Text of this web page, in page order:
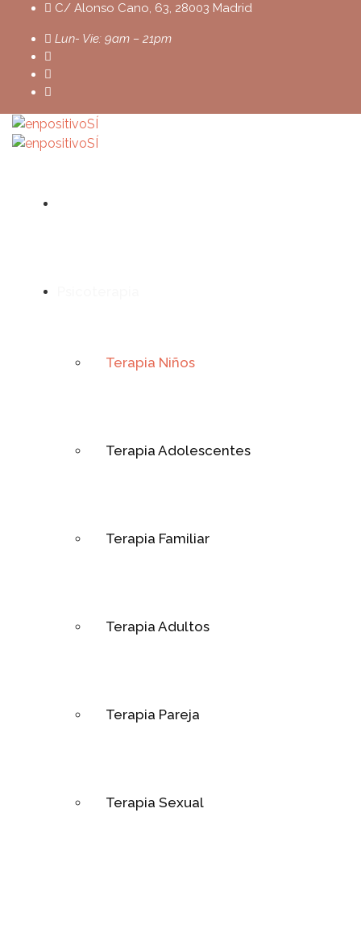
C/ Alonso Cano, 63, 28003 Madrid
Lun- Vie: 9am – 21pm
Terapia Niños
Terapia Adolescentes
Terapia Familiar
Terapia Adultos
Terapia Pareja
Terapia Sexual